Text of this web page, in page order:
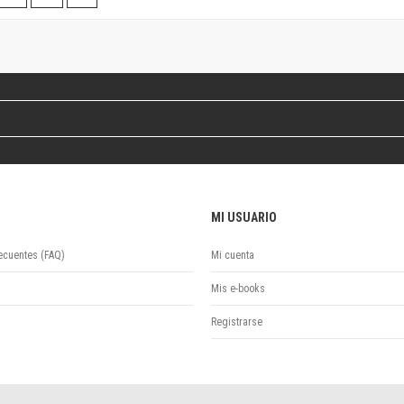
Colecciones
(FAQ)
MI USUARIO
Mi cuenta
Mis e-books
Registrarse